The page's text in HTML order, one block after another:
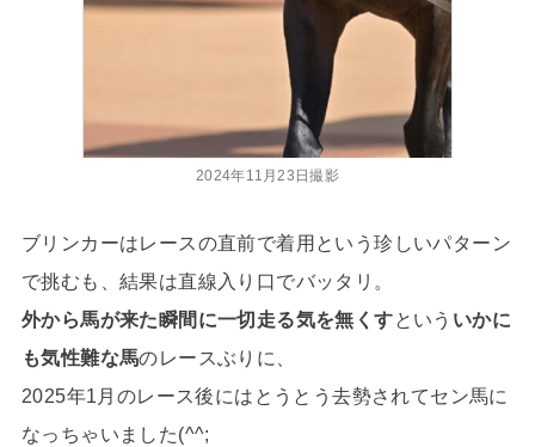
2024年11月23日撮影
ブリンカーはレースの直前で着用という珍しいパターン
で挑むも、結果は直線入り口でバッタリ。
外から馬が来た瞬間に一切走る気を無くすという いかに
も気性難な馬のレースぶりに、
2025年1月のレース後にはとうとう去勢されてセン馬に
なっちゃいました(^^;